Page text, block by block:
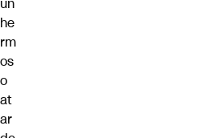
he
rm
os
o
at
ar